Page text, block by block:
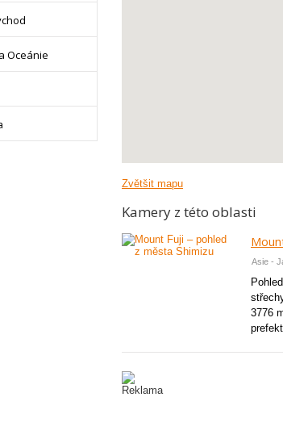
Oceánie
Zvětšit mapu
Kamery z této oblasti
Asie -
3776